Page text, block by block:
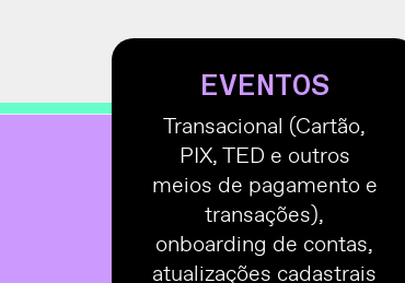
EVENTOS
Transacional (Cartão,
PIX, TED e outros
meios de pagamento e
transações),
onboarding de contas,
atualizações cadastrais